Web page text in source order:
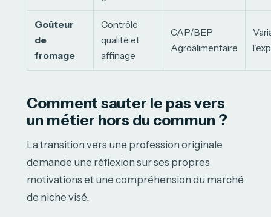
Goûteur
de
fromage
Contrôle
qualité et
affinage
CAP/BEP
Agroalimentaire
Comment sauter le pas vers
un métier hors du commun ?
La transition vers une profession originale
demande une réflexion sur ses propres
motivations et une compréhension du marché
de niche visé.